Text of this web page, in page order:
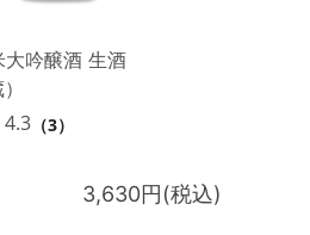
吟醸酒 生酒
4.3 （3）
3,630円(税込)